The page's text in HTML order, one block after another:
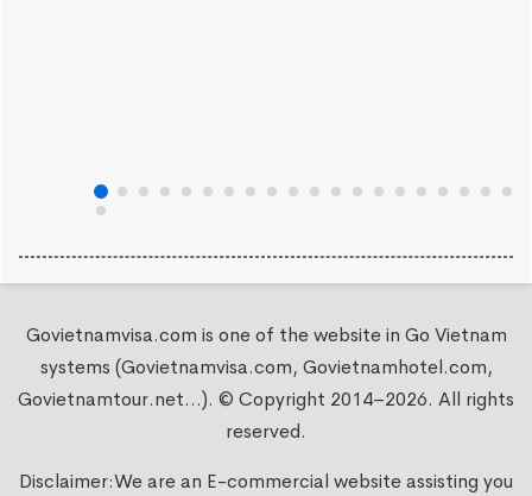
Govietnamvisa.com is one of the website in Go Vietnam
systems (Govietnamvisa.com, Govietnamhotel.com,
Govietnamtour.net...). © Copyright 2014–2026. All rights
reserved.
Disclaimer:We are an E-commercial website assisting you